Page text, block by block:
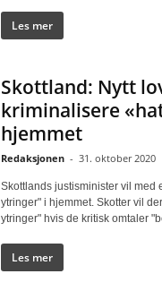
Les mer
Skottland: Nytt
kriminalisere
hjemmet
Redaksjonen - 31. oktober 2020
Skottlands justisminister vil med
ytringer" i hjemmet. Skotter vil
ytringer" hvis de kritisk omtaler
Les mer